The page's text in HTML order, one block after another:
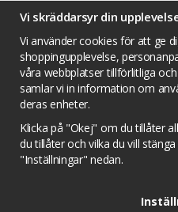
Villkor Kontakta
Twitter
YouTube
Prisjakt
Tävlingsvillkor
Cookie
Vi skräddarsyr din
Vi använder cookies för att ge
shoppingupplevelse,
våra webbplatser tillförlitliga
samlar vi in information om
deras enheter.
Klicka på "Okej" om du tillåter
du tillåter och vilka du vill
"Inställningar" nedan.